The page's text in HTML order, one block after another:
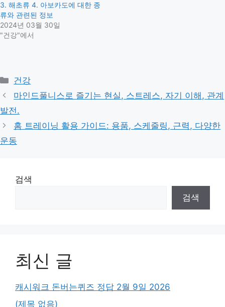
3. 해초류 4. 아보카도에 대한 종
류와 관련된 정보
2024년 03월 30일
"건강"에서
Categories
건강
마인드풀니스로 즐기는 현실, 스트레스, 자기 이해, 관계
발전.
홈 트레이닝 활용 가이드: 용품, 스케줄링, 근력, 다양한
운동
검색
검색
최신 글
캐시워크 돈버는퀴즈 정답 2월 9일 2026
(제목 없음)